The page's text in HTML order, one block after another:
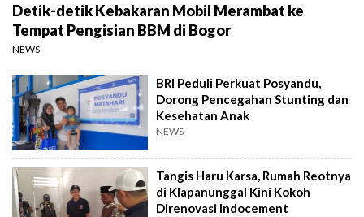
Detik-detik Kebakaran Mobil Merambat ke
Tempat Pengisian BBM di Bogor
NEWS
BRI Peduli Perkuat Posyandu,
Dorong Pencegahan Stunting dan
Kesehatan Anak
NEWS
Tangis Haru Karsa, Rumah Reotnya
di Klapanunggal Kini Kokoh
Direnovasi Indocement